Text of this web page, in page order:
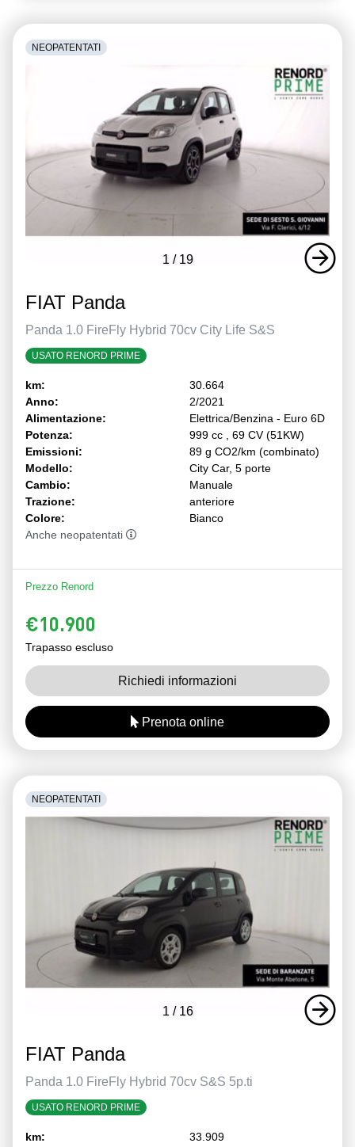
1 / 19
NEOPATENTATI
FIAT Panda
Panda 1.0 FireFly Hybrid 70cv City Life S&S
USATO RENORD PRIME
km:
30.664
Anno:
2/2021
Alimentazione:
Elettrica/Benzina - Euro 6D
Potenza:
999 cc , 69 CV (51KW)
Emissioni:
89 g CO2/km (combinato)
Modello:
City Car, 5 porte
Cambio:
Manuale
Trazione:
anteriore
Colore:
Bianco
Anche neopatentati
Prezzo Renord
€10.900
Trapasso escluso
Richiedi informazioni
Prenota online
1 / 16
NEOPATENTATI
FIAT Panda
Panda 1.0 FireFly Hybrid 70cv S&S 5p.ti
USATO RENORD PRIME
km: 33.909